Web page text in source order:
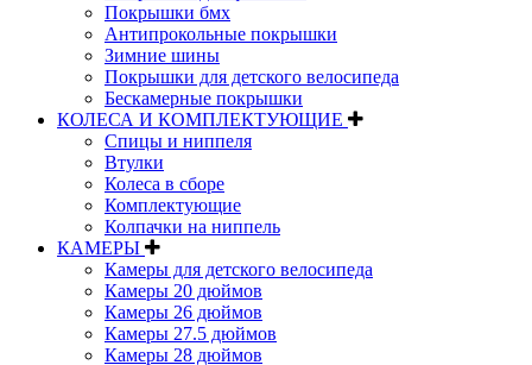
Покрышки бмх
Антипрокольные покрышки
Зимние шины
Покрышки для детского велосипеда
Бескамерные покрышки
КОЛЕСА И КОМПЛЕКТУЮЩИЕ
Спицы и ниппеля
Втулки
Колеса в сборе
Комплектующие
Колпачки на ниппель
КАМЕРЫ
Камеры для детского велосипеда
Камеры 20 дюймов
Камеры 26 дюймов
Камеры 27.5 дюймов
Камеры 28 дюймов